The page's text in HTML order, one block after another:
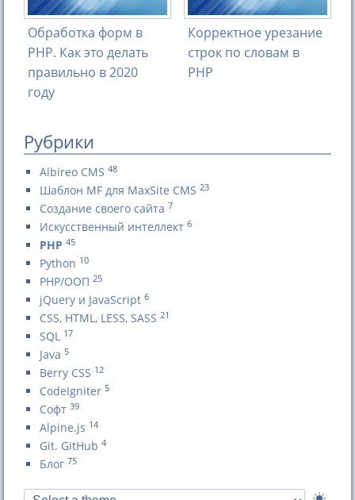
Обработка форм в
PHP. Как это делать
правильно в 2020
году
Корректное урезание
строк по словам в
PHP
Рубрики
Albireo CMS 48
Шаблон MF для MaxSite CMS 23
Создание своего сайта 7
Искусственный интеллект 6
PHP 45
Python 10
PHP/ООП 25
jQuery и JavaScript 6
CSS, HTML, LESS, SASS 21
SQL 17
Java 5
Berry CSS 12
CodeIgniter 5
Софт 39
Alpine.js 14
Git. GitHub 4
Блог 75